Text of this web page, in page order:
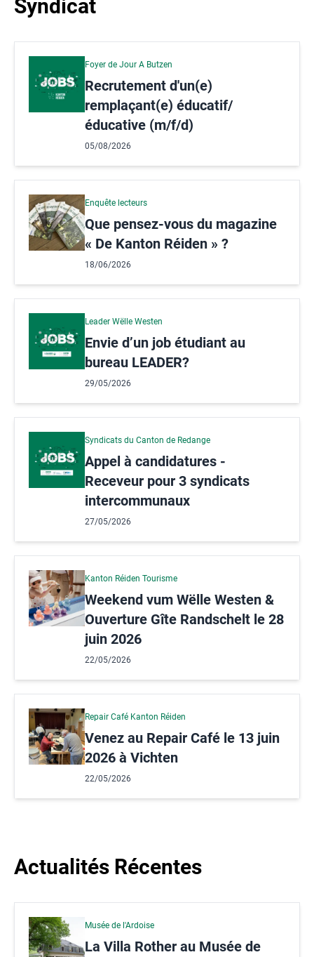
Syndicat
Foyer de Jour A Butzen
Recrutement d'un(e)
remplaçant(e) éducatif/
éducative (m/f/d)
05/08/2026
Enquête lecteurs
Que pensez-vous du magazine
« De Kanton Réiden » ?
18/06/2026
Leader Wëlle Westen
Envie d’un job étudiant au
bureau LEADER?
29/05/2026
Syndicats du Canton de Redange
Appel à candidatures -
Receveur pour 3 syndicats
intercommunaux
27/05/2026
Kanton Réiden Tourisme
Weekend vum Wëlle Westen &
Ouverture Gîte Randschelt le 28
juin 2026
22/05/2026
Repair Café Kanton Réiden
Venez au Repair Café le 13 juin
2026 à Vichten
22/05/2026
Actualités Récentes
Musée de l'Ardoise
La Villa Rother au Musée de